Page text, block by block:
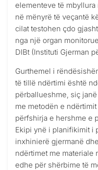
elementeve të
në mënyrë të veçantë
cilat testohen çdo
nga një organ
DIBt (Instituti Gjerman
Gurthemel i
të tillë ndërtimi është
përballueshme, siç
me metodën e
përfshirja e hershme e
Ekipi ynë i planifikimit i
inxhinierë gjermanë
ndërtimet me materiale
edhe për shërbime të